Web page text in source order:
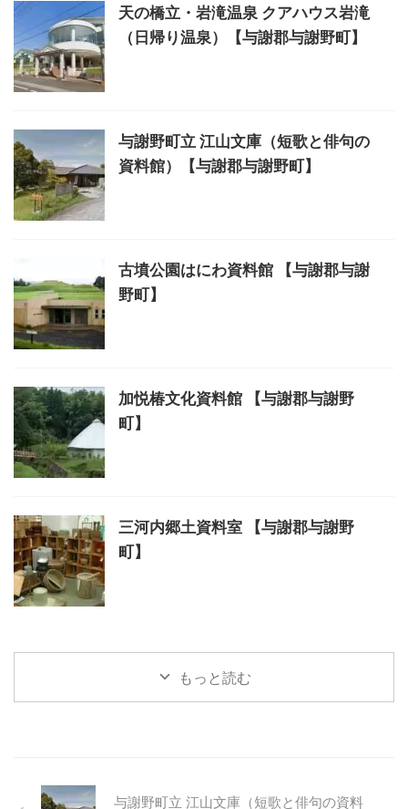
天の橋立・岩滝温泉 クアハウス岩滝
（日帰り温泉）【与謝郡与謝野町】
与謝野町立 江山文庫（短歌と俳句の
資料館）【与謝郡与謝野町】
古墳公園はにわ資料館 【与謝郡与謝
野町】
加悦椿文化資料館 【与謝郡与謝野
町】
三河内郷土資料室 【与謝郡与謝野
町】
もっと読む
与謝野町立 江山文庫（短歌と俳句の資料